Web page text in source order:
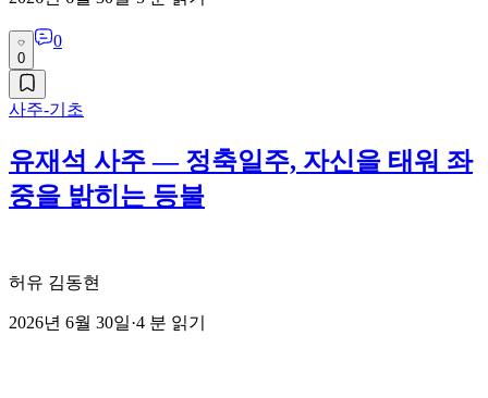
0
0
사주-기초
유재석 사주 — 정축일주, 자신을 태워 좌
중을 밝히는 등불
허유 김동현
2026년 6월 30일·4 분 읽기